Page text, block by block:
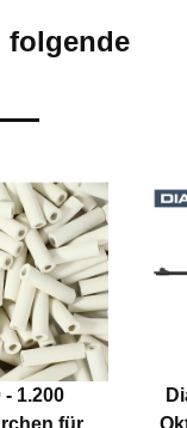
folgende
- 1.200